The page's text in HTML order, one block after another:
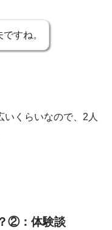
すね。
くらいなので、2人
②：体験談